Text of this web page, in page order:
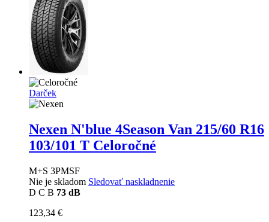
Darček
Nexen N'blue 4Season Van 215/60 R16
103/101 T Celoročné
M+S 3PMSF
Nie je skladom Sledovať naskladnenie
D C B 73 dB
123,34 €